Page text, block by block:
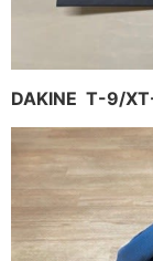
DAKINE T-9/